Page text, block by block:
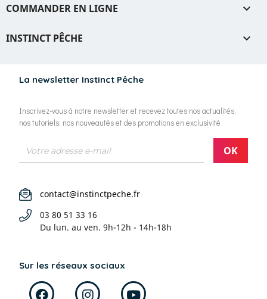
La newsletter Instinct Pêche
Inscrivez-vous à notre newsletter et recevez toutes nos actualités,
nos tutoriels, nos nouveautés et des promotions en exclusivité
contact@instinctpeche.fr
03 80 51 33 16
Du lun. au ven. 9h-12h - 14h-18h
Sur les réseaux sociaux
COMMANDER EN LIGNE 
INSTINCT PÊCHE 